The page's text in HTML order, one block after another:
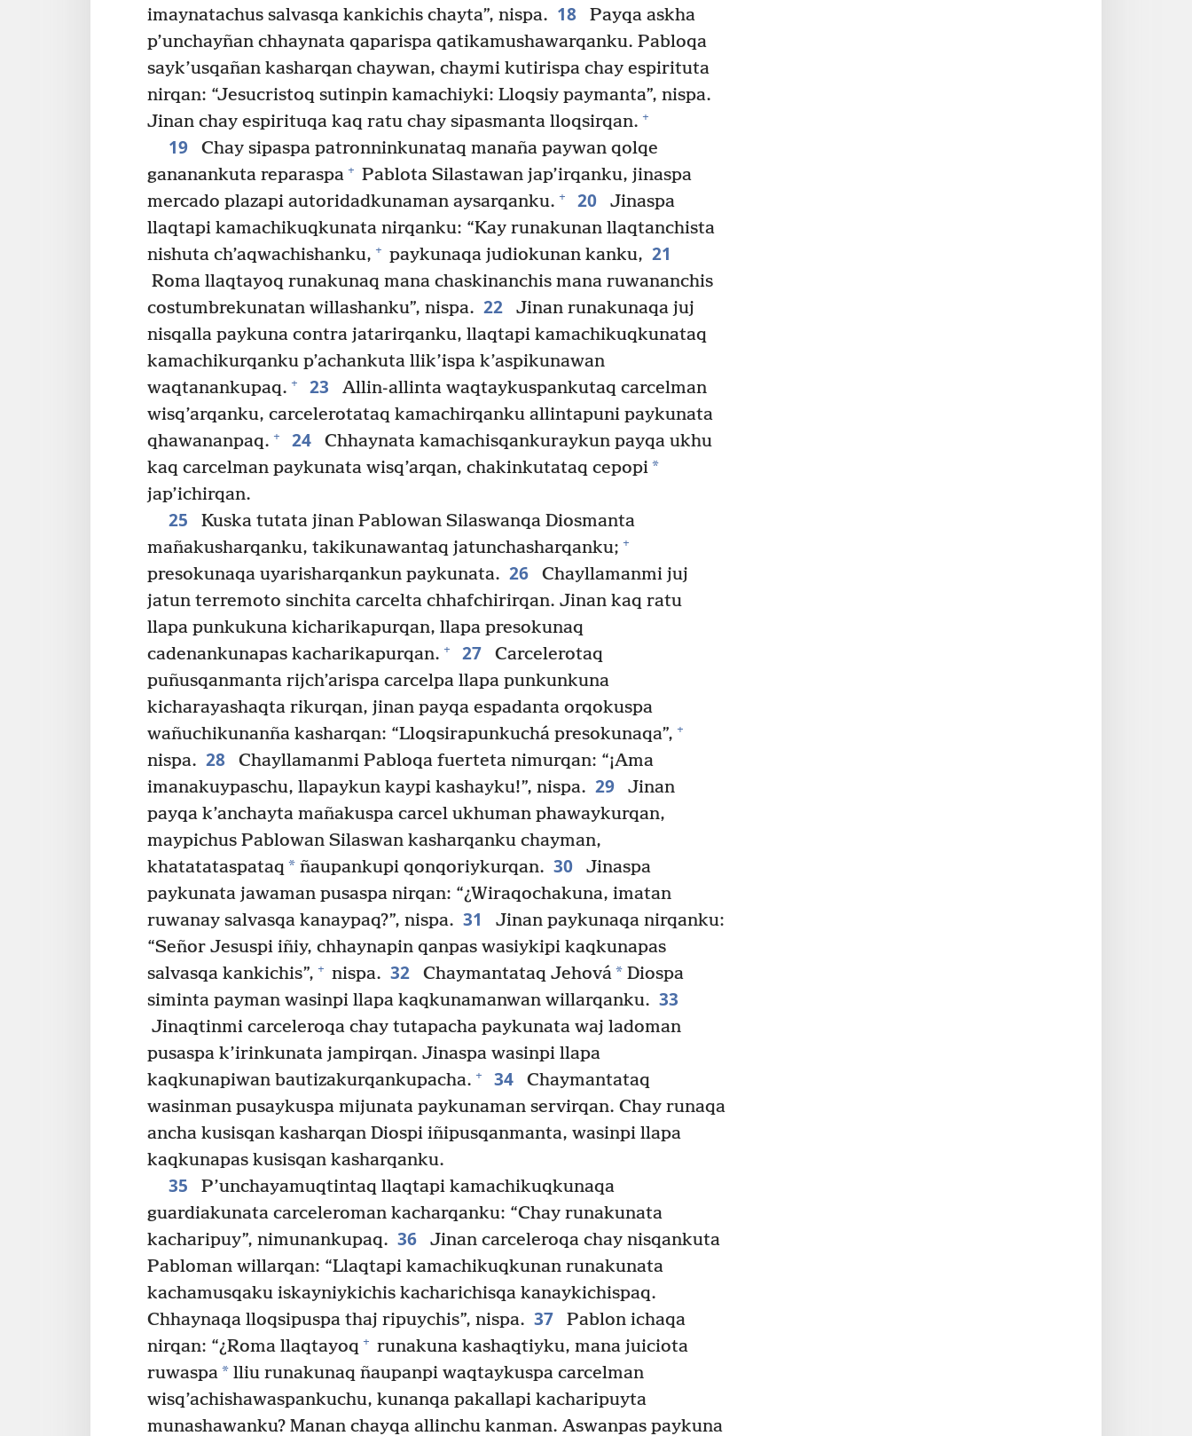
imaynatachus salvasqa kankichis chayta”, nispa. 18
Payqa askha
p’unchayñan chhaynata qaparispa qatikamushawarqanku. Pabloqa
sayk’usqañan kasharqan chaywan, chaymi kutirispa chay espirituta
nirqan: “Jesucristoq sutinpin kamachiyki: Lloqsiy paymanta”, nispa.
Jinan chay espirituqa kaq ratu chay sipasmanta lloqsirqan. +
19
Chay sipaspa patronninkunataq manaña paywan qolqe
gananankuta reparaspa + Pablota Silastawan jap’irqanku, jinaspa
mercado plazapi autoridadkunaman aysarqanku. + 20
Jinaspa
llaqtapi kamachikuqkunata nirqanku: “Kay runakunan llaqtanchista
nishuta ch’aqwachishanku, + paykunaqa judiokunan kanku, 21
Roma llaqtayoq runakunaq mana chaskinanchis mana ruwananchis
costumbrekunatan willashanku”, nispa. 22
Jinan runakunaqa juj
nisqalla paykuna contra jatarirqanku, llaqtapi kamachikuqkunataq
kamachikurqanku p’achankuta llik’ispa k’aspikunawan
waqtanankupaq. + 23
Allin-allinta waqtaykuspankutaq carcelman
wisq’arqanku, carcelerotataq kamachirqanku allintapuni paykunata
qhawananpaq. + 24
Chhaynata kamachisqankuraykun payqa ukhu
kaq carcelman paykunata wisq’arqan, chakinkutataq cepopi*
jap’ichirqan.
25
Kuska tutata jinan Pablowan Silaswanqa Diosmanta
mañakusharqanku, takikunawantaq jatunchasharqanku; +
presokunaqa uyarisharqankun paykunata. 26
Chayllamanmi juj
jatun terremoto sinchita carcelta chhafchirirqan. Jinan kaq ratu
llapa punkukuna kicharikapurqan, llapa presokunaq
cadenankunapas kacharikapurqan. + 27
Carcelerotaq
puñusqanmanta rijch’arispa carcelpa llapa punkunkuna
kicharayashaqta rikurqan, jinan payqa espadanta orqokuspa
wañuchikunanña kasharqan: “Lloqsirapunkuchá presokunaqa”, +
nispa. 28
Chayllamanmi Pabloqa fuerteta nimurqan: “¡Ama
imanakuypaschu, llapaykun kaypi kashayku!”, nispa. 29
Jinan
payqa k’anchayta mañakuspa carcel ukhuman phawaykurqan,
maypichus Pablowan Silaswan kasharqanku chayman,
khatatataspataq * ñaupankupi qonqoriykurqan. 30
Jinaspa
paykunata jawaman pusaspa nirqan: “¿Wiraqochakuna, imatan
ruwanay salvasqa kanaypaq?”, nispa. 31
Jinan paykunaqa nirqanku:
“Señor Jesuspi iñiy, chhaynapin qanpas wasiykipi kaqkunapas
salvasqa kankichis”, + nispa. 32 Chaymantataq Jehová*Diospa
siminta payman wasinpi llapa kaqkunamanwan willarqanku. 33
Jinaqtinmi carceleroqa chay tutapacha paykunata waj ladoman
pusaspa k’irinkunata jampirqan. Jinaspa wasinpi llapa
kaqkunapiwan bautizakurqankupacha. + 34
Chaymantataq
wasinman pusaykuspa mijunata paykunaman servirqan. Chay runaqa
ancha kusisqan kasharqan Diospi iñipusqanmanta, wasinpi llapa
kaqkunapas kusisqan kasharqanku.
35
P’unchayamuqtintaq llaqtapi kamachikuqkunaqa
guardiakunata carceleroman kacharqanku: “Chay runakunata
kacharipuy”, nimunankupaq. 36
Jinan carceleroqa chay nisqankuta
Pabloman willarqan: “Llaqtapi kamachikuqkunan runakunata
kachamusqaku iskayniykichis kacharichisqa kanaykichispaq.
Chhaynaqa lloqsipuspa thaj ripuychis”, nispa. 37
Pablon ichaqa
nirqan: “¿Roma llaqtayoq + runakuna kashaqtiyku, mana juiciota
ruwaspa* lliu runakunaq ñaupanpi waqtaykuspa carcelman
wisq’achishawaspankuchu, kunanqa pakallapi kacharipuyta
munashawanku? Manan chayqa allinchu kanman. Aswanpas paykuna